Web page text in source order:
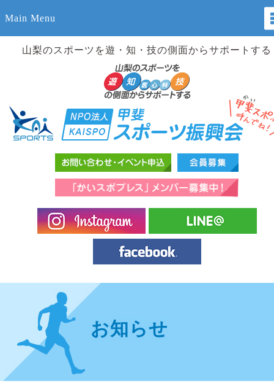
Main Menu
山梨のスポーツを遊・知・技の側面からサポートする
お知らせ